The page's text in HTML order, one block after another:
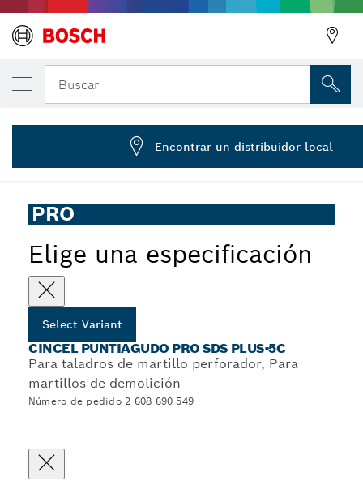
Buscar
... Cincel puntiagudo PRO SDS plus-5C
PRO
Elige una especificación
Select Variant
CINCEL PUNTIAGUDO PRO SDS PLUS-5C
Para taladros de martillo perforador, Para
martillos de demolición
Número de pedido 2 608 690 549
Cincel puntiagudo PRO SDS plus-5C, 250
2 608 690 549
Encontrar un distribuidor local